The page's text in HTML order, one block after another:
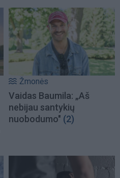
Žmonės
Vaidas Baumila: „Aš
nebijau santykių
nuobodumo" (2)